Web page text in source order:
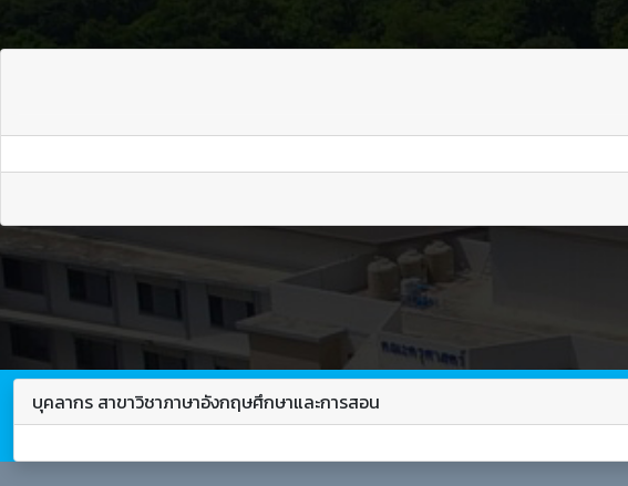
บุคลากร สาขาวิชาภาษาอังกฤษศึกษาและการสอน